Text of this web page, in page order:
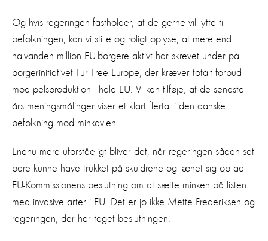
Og hvis regeringen fastholder, at de gerne vil lytte til
befolkningen, kan vi stille og roligt oplyse, at mere end
halvanden million EU-borgere aktivt har skrevet under på
borgerinitiativet Fur Free Europe, der kræver totalt forbud
mod pelsproduktion i hele EU. Vi kan tilføje, at de seneste
års meningsmålinger viser et klart flertal i den danske
befolkning mod minkavlen.
Endnu mere uforståeligt bliver det, når regeringen sådan set
bare kunne have trukket på skuldrene og lænet sig op ad
EU-Kommissionens beslutning om at sætte minken på listen
med invasive arter i EU. Det er jo ikke Mette Frederiksen og
regeringen, der har taget beslutningen.